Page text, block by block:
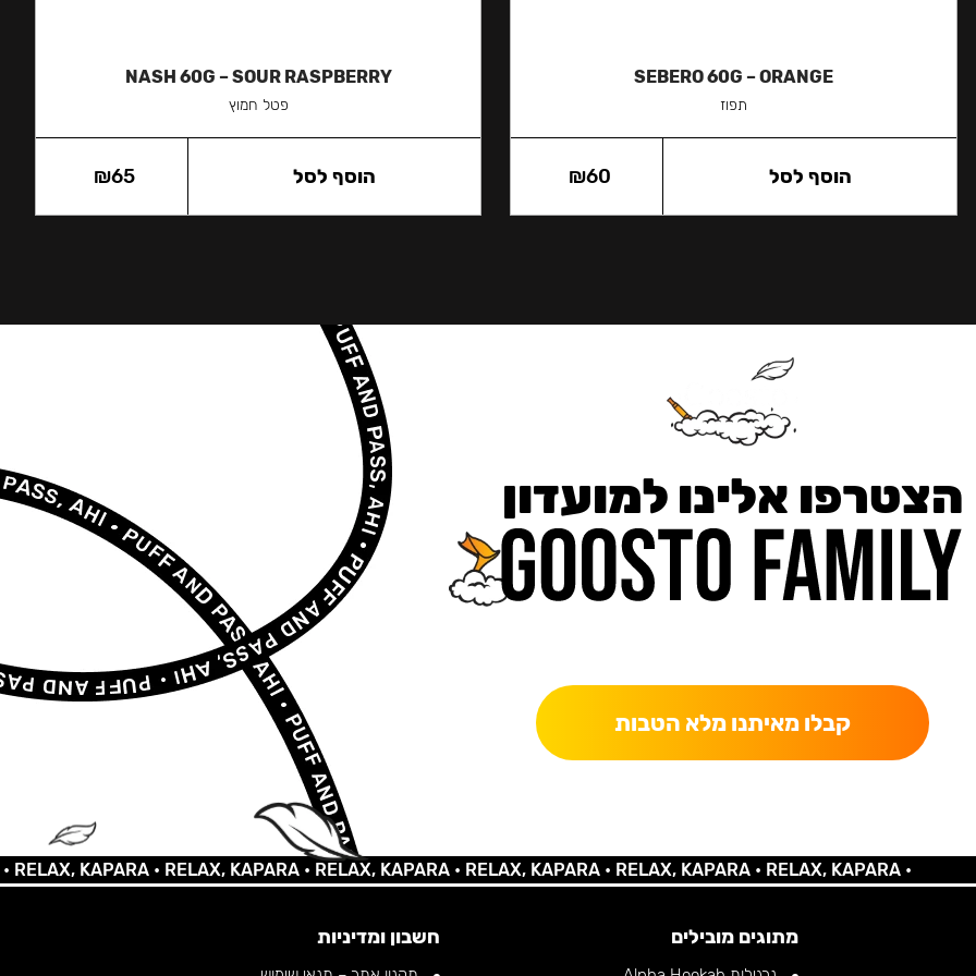
SEBERO 60G – ORANGE
תפוז
₪60 הוסף לסל
NASH 60G – SOUR RASPBERRY
פטל חמוץ
₪65 הוסף לסל
הצטרפו אלינו למועדון
קבלו מאיתנו מלא הטבות
KAPARA •RELAX, KAPARA •RELAX, KAPARA •RELAX, KAPARA •RELAX, KAPARA •RELAX, KAPARA •
מתוגים מובילים חשבון ומדיניות